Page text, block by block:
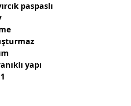
paspaslı
yapı